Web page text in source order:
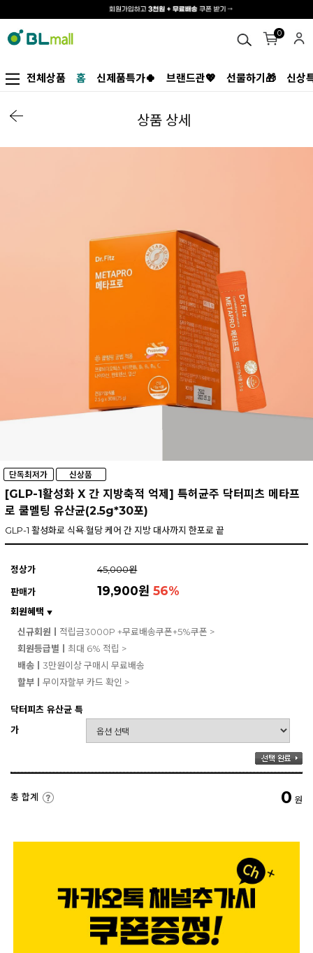
0
전체상품 홈 신제품특가🍀 브랜드관💖 선물하기🎁 신상
상품 상세
[GLP-1활성화 X 간 지방축적 억제] 특허균주 닥터피츠 메타프
로 쿨멜팅 유산균(2.5g*30포)
GLP-1 활성화로 식욕·혈당 케어 간 지방 대사까지 한포로 끝
정상가
45,000원
판매가
19,900원56%
회원혜택 ▼
신규회원ㅣ 적립금3000P +무료배송쿠폰+5%쿠폰 >
회원등급별ㅣ 최대 6% 적립 >
배송ㅣ 3만원이상 구매시 무료배송
할부ㅣ 무이자할부 카드 확인 >
닥터피츠 유산균 특
가
총 합계 0 원